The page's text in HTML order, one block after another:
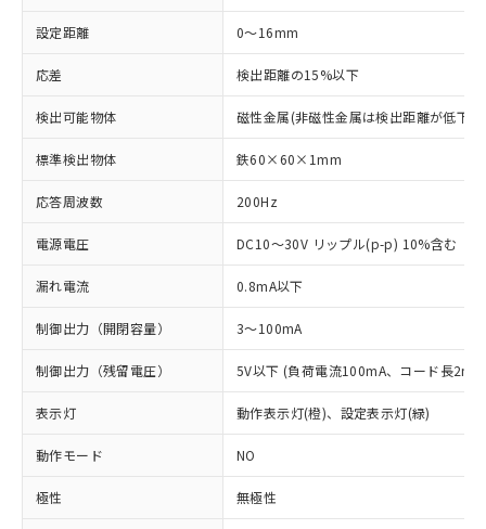
設定距離 0～16mm
応差 検出距離の15%以下
検出可能物体 磁性金属(非磁性金属は検出距離が低下
標準検出物体 鉄60×60×1mm
応答周波数 200Hz
電源電圧 DC10～30V リップル(p-p) 10%含む
漏れ電流 0.8mA以下
制御出力（開閉容量） 3～100mA
制御出力（残留電圧） 5V以下 (負荷電流100mA、コード長2m
表示灯 動作表示灯(橙)、設定表示灯(緑)
動作モード NO
極性 無極性